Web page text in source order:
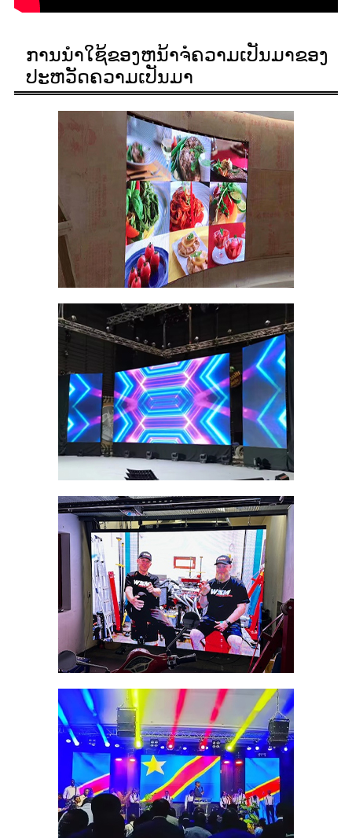
ການນໍາໃຊ້ຂອງຫນ້າຈໍຄວາມເປັນມາຂອງ
ປະຫວັດຄວາມເປັນມາ